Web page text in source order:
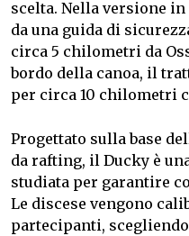
scelta. Nella versione
da una guida di
circa 5 chilometri da
bordo della canoa, il
per circa 10 chilometri
Progettato sulla base
da rafting, il Ducky è
studiata per garantire
Le discese vengono
partecipanti,